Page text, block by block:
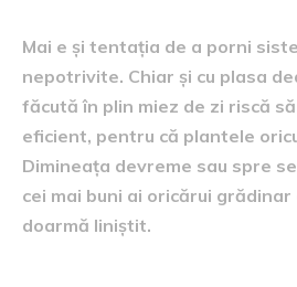
Mai e și tentația de a porni
nepotrivite. Chiar și cu plasa
făcută în plin miez de zi riscă
eficient, pentru că plantele
Dimineața devreme sau spre
cei mai buni ai oricărui
doarmă liniștit.